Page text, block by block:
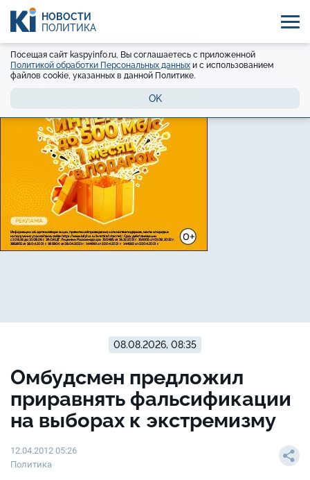
НОВОСТИ
ПОЛИТИКА
Посещая сайт kaspyinfo.ru, Вы соглашаетесь с приложенной
Политикой обработки Персональных данных и с использованием
файлов cookie, указанных в данной Политике.
OK
08.08.2026, 08:35
Омбудсмен предложил
приравнять фальсификации
на выборах к экстремизму
12.04.2012 05:26
Политика